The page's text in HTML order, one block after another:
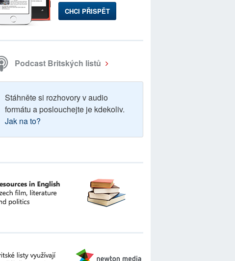
CHCI PŘISPĚT
Podcast Britských listů
Stáhněte si rozhovory v audio
formátu a poslouchejte je kdekoliv.
Jak na to?